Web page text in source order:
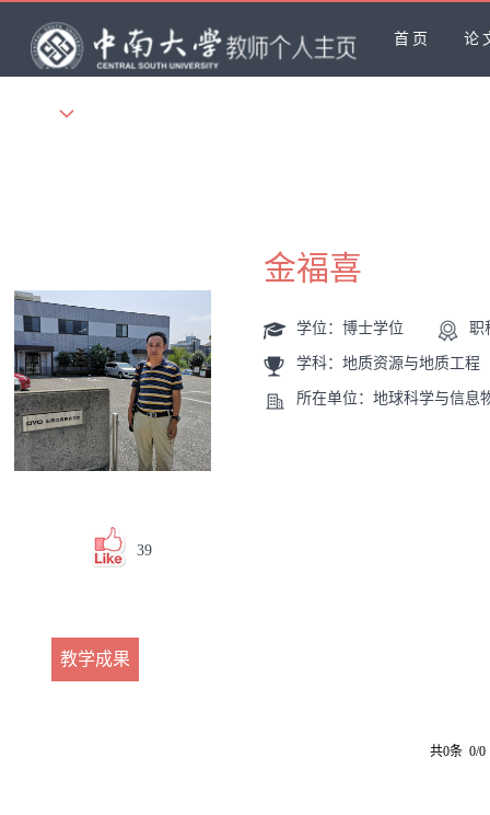
首页 论
39
金福喜
学位：博士学位 职
学科：地质资源与地质工程
所在单位：地球科学与信息
教学成果
共0条 0/0